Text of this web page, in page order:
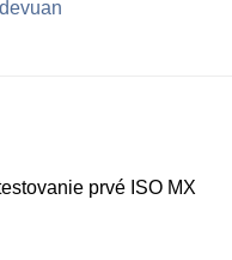
prvé ISO MX